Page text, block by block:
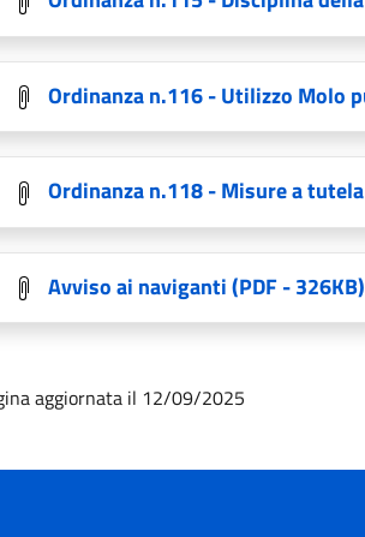
Ordinanza n.116 - Utilizzo Molo
Ordinanza n.118 - Misure a
Avviso ai naviganti(PDF - 326KB)
aggiornata il 12/09/2025